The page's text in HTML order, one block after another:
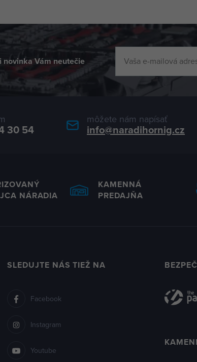
novinka Vám neutečie
30 54
môžete nám napísať
info@naradihornig.cz
NÁRADIA
KAMENNÁ
PREDAJŇA
SLEDUJTE NÁS TIEŽ NA
Facebook
Instagram
Youtube